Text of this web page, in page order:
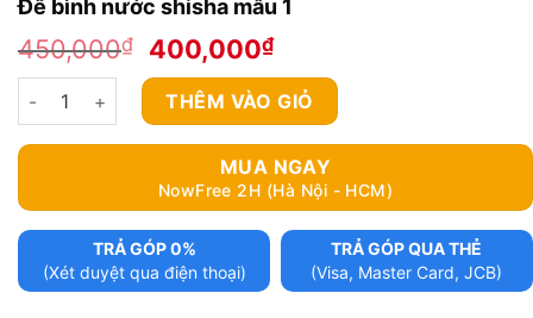
Đế bình nước shisha mẫu 1
450,000₫
Giá
gốc
là:
450,000₫.
400,000₫Giá
hiện
tại
là:
400,000₫.
Đế bình nước shisha mẫu 1 số lượng
THÊM VÀO GIỎ
MUA NGAY
NowFree 2H (Hà Nội - HCM)
TRẢ GÓP 0%
(Xét duyệt qua điện thoại)
TRẢ GÓP QUA THẺ
(Visa, Master Card, JCB)